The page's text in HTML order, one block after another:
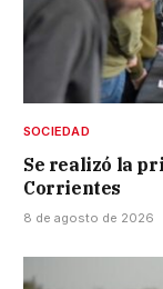
SOCIEDAD
Se realizó la
Corrientes
8 de agosto de 2026